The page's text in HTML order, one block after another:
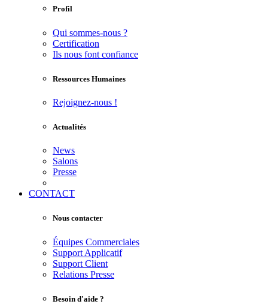
Profil
Qui sommes-nous ?
Certification
Ils nous font confiance
Ressources Humaines
Rejoignez-nous !
Actualités
News
Salons
Presse
CONTACT
Nous contacter
Équipes Commerciales
Support Applicatif
Support Client
Relations Presse
Besoin d'aide ?